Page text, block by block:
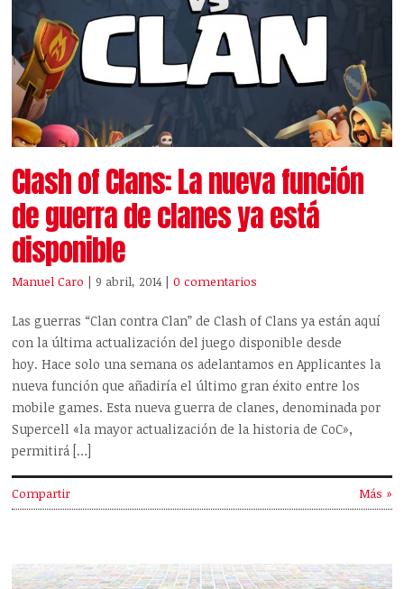
Clash of Clans: La nueva función
de guerra de clanes ya está
disponible
Manuel Caro | 9 abril, 2014 |0 comentarios
Las guerras “Clan contra Clan” de Clash of Clans ya están aquí
con la última actualización del juego disponible desde
hoy. Hace solo una semana os adelantamos en Applicantes la
nueva función que añadiría el último gran éxito entre los
mobile games. Esta nueva guerra de clanes, denominada por
Supercell «la mayor actualización de la historia de CoC»,
permitirá […]
Compartir Más »